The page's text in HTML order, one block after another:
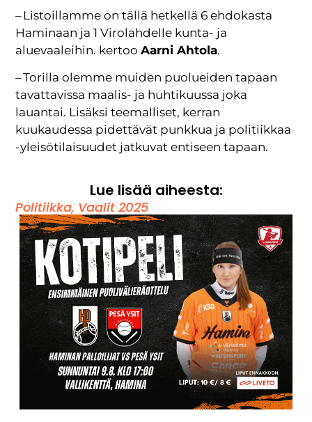
– Listoillamme on tällä hetkellä 6 ehdokasta
Haminaan ja 1 Virolahdelle kunta- ja
aluevaaleihin. kertooAarni Ahtola.
– Torilla olemme muiden puolueiden tapaan
tavattavissa maalis- ja huhtikuussa joka
lauantai. Lisäksi teemalliset, kerran
kuukaudessa pidettävät punkkua ja politiikkaa
-yleisötilaisuudet jatkuvat entiseen tapaan.
Lue lisää aiheesta:
Politiikka, Vaalit 2025